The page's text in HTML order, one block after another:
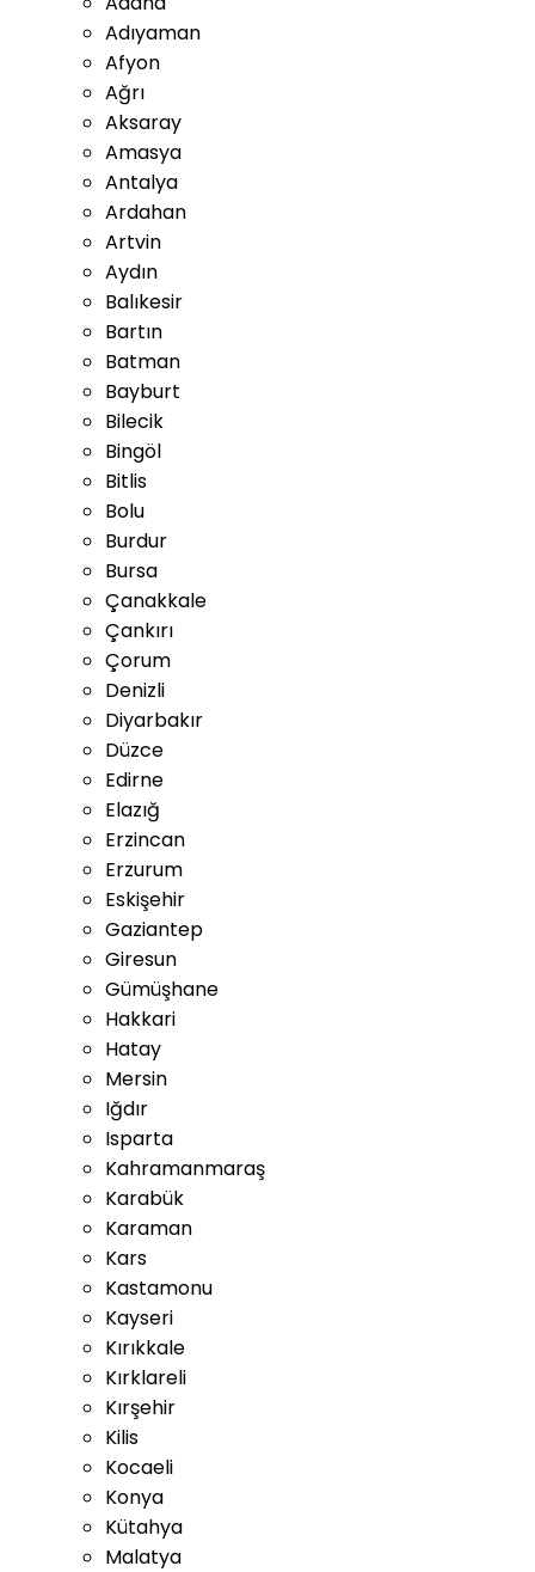
Adıyaman
Afyon
Ağrı
Aksaray
Amasya
Antalya
Ardahan
Artvin
Aydın
Balıkesir
Bartın
Batman
Bayburt
Bilecik
Bingöl
Bitlis
Bolu
Burdur
Bursa
Çanakkale
Çankırı
Çorum
Denizli
Diyarbakır
Düzce
Edirne
Elazığ
Erzincan
Erzurum
Eskişehir
Gaziantep
Giresun
Gümüşhane
Hakkari
Hatay
Mersin
Iğdır
Isparta
Kahramanmaraş
Karabük
Karaman
Kars
Kastamonu
Kayseri
Kırıkkale
Kırklareli
Kırşehir
Kilis
Kocaeli
Konya
Kütahya
Malatya